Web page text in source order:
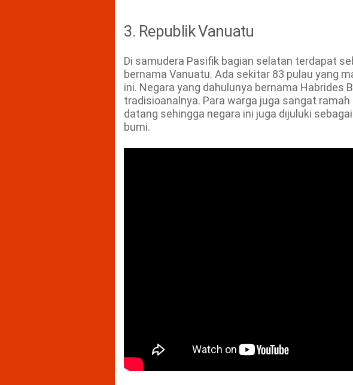
3. Republik Vanuatu
Di samudera Pasifik bagian selatan terdapat
bernama Vanuatu. Ada sekitar 83 pulau yang
ini. Negara yang dahulunya bernama Habrides
tradisioanalnya. Para warga juga sangat
datang sehingga negara ini juga dijuluki
bumi.